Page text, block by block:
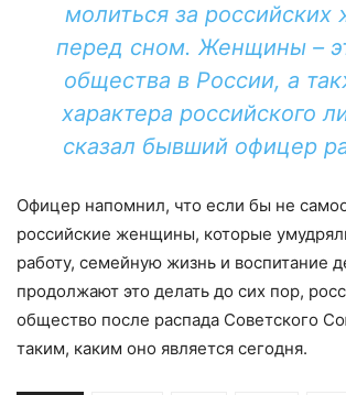
молиться за
перед сном. Женщины –
общества в России, а
характера российского
сказал бывший офицер
Офицер напомнил, что если бы не
российские женщины, которые
работу, семейную жизнь и воспитание
продолжают это делать до сих пор,
общество после распада Советского
таким, каким оно является сегодня.